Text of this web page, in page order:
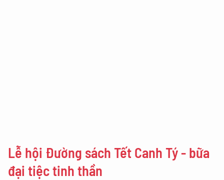
Lễ hội Đường sách Tết Canh Tý - bữa
đại tiệc tinh thần